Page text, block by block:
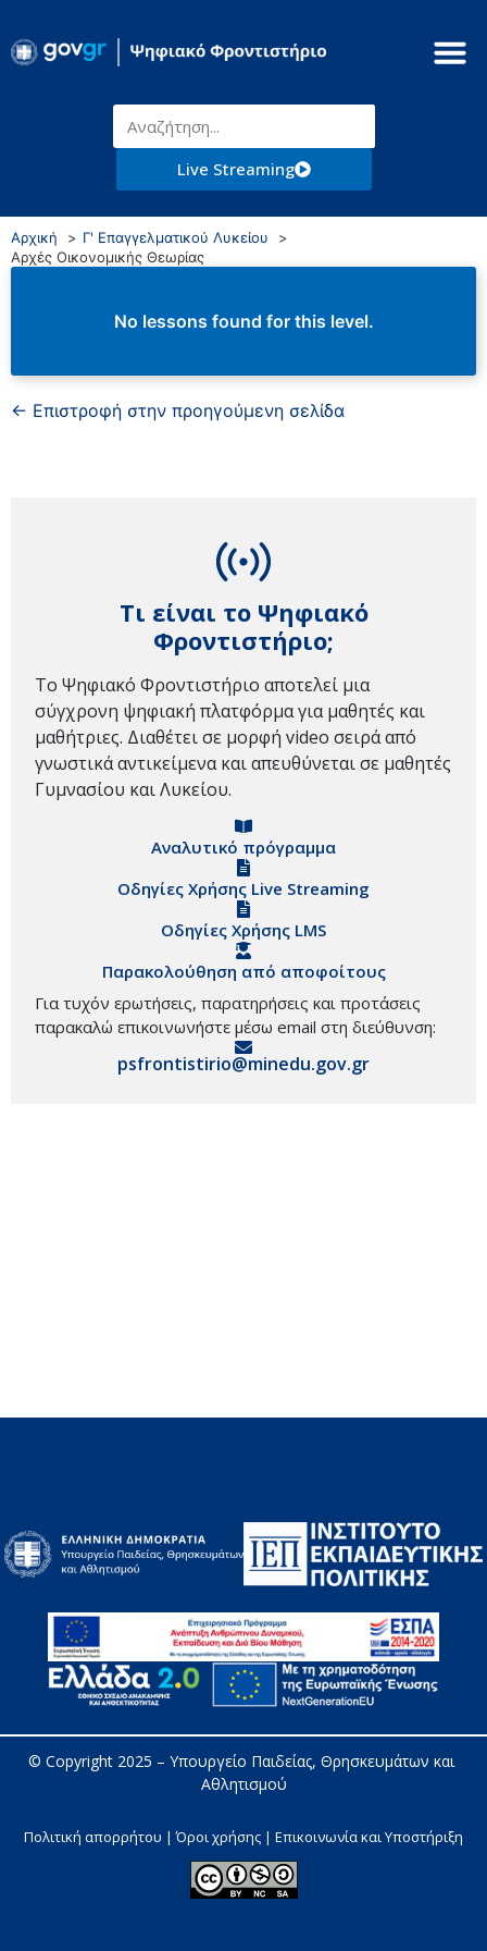
Live Streaming
Αρχική
Γ' Επαγγελματικού Λυκείου
Αρχές Οικονομικής Θεωρίας
No lessons found for this level.
← Επιστροφή στην προηγούμενη σελίδα
Τι είναι το Ψηφιακό
Φροντιστήριο;
Το Ψηφιακό Φροντιστήριο αποτελεί μια
σύγχρονη ψηφιακή πλατφόρμα για μαθητές και
μαθήτριες. Διαθέτει σε μορφή video σειρά από
γνωστικά αντικείμενα και απευθύνεται σε μαθητές
Γυμνασίου και Λυκείου.
Αναλυτικό πρόγραμμα
Οδηγίες Χρήσης Live Streaming
Οδηγίες Χρήσης LMS
Παρακολούθηση από αποφοίτους
Για τυχόν ερωτήσεις, παρατηρήσεις και προτάσεις
παρακαλώ επικοινωνήστε μέσω email στη διεύθυνση:
psfrontistirio@minedu.gov.gr
© Copyright 2025 – Υπουργείο Παιδείας, Θρησκευμάτων και
Αθλητισμού
Πολιτική απορρήτου | Όροι χρήσης | Επικοινωνία και Υποστήριξη